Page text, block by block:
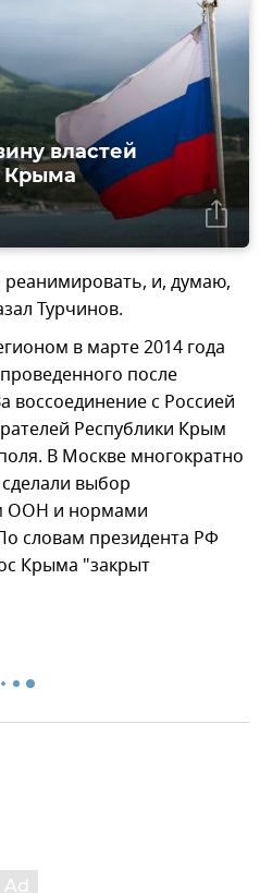
властей
Крыма
и, думаю,
Турчинов.
в марте 2014 года
после
воссоединение с Россией
Республики Крым
В Москве многократно
выбор
ООН и нормами
словам президента РФ
Крыма "закрыт